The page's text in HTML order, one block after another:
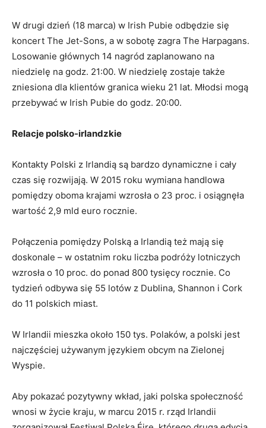
W drugi dzień (18 marca) w Irish Pubie odbędzie się
koncert The Jet-Sons, a w sobotę zagra The Harpagans.
Losowanie głównych 14 nagród zaplanowano na
niedzielę na godz. 21:00. W niedzielę zostaje także
zniesiona dla klientów granica wieku 21 lat. Młodsi mogą
przebywać w Irish Pubie do godz. 20:00.
Relacje polsko-irlandzkie
Kontakty Polski z Irlandią są bardzo dynamiczne i cały
czas się rozwijają. W 2015 roku wymiana handlowa
pomiędzy oboma krajami wzrosła o 23 proc. i osiągnęła
wartość 2,9 mld euro rocznie.
Połączenia pomiędzy Polską a Irlandią też mają się
doskonale – w ostatnim roku liczba podróży lotniczych
wzrosła o 10 proc. do ponad 800 tysięcy rocznie. Co
tydzień odbywa się 55 lotów z Dublina, Shannon i Cork
do 11 polskich miast.
W Irlandii mieszka około 150 tys. Polaków, a polski jest
najczęściej używanym językiem obcym na Zielonej
Wyspie.
Aby pokazać pozytywny wkład, jaki polska społeczność
wnosi w życie kraju, w marcu 2015 r. rząd Irlandii